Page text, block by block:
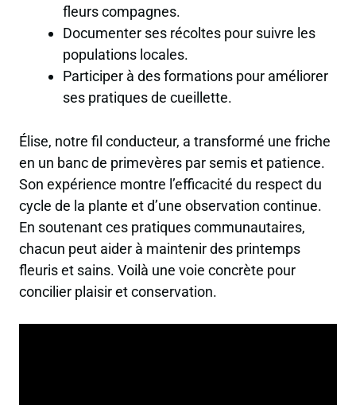
fleurs compagnes.
Documenter ses récoltes pour suivre les
populations locales.
Participer à des formations pour améliorer
ses pratiques de cueillette.
Élise, notre fil conducteur, a transformé une friche
en un banc de primevères par semis et patience.
Son expérience montre l’efficacité du respect du
cycle de la plante et d’une observation continue.
En soutenant ces pratiques communautaires,
chacun peut aider à maintenir des printemps
fleuris et sains. Voilà une voie concrète pour
concilier plaisir et conservation.